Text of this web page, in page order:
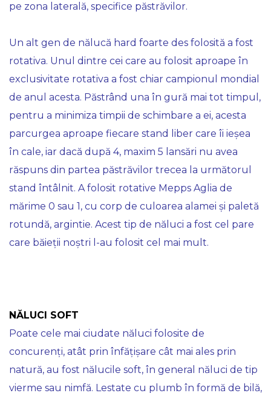
pe zona laterală, specifice păstrăvilor.
Un alt gen de nălucă hard foarte des folosită a fost
rotativa. Unul dintre cei care au folosit aproape în
exclusivitate rotativa a fost chiar campionul mondial
de anul acesta. Păstrând una în gură mai tot timpul,
pentru a minimiza timpii de schimbare a ei, acesta
parcurgea aproape fiecare stand liber care îi ieșea
în cale, iar dacă după 4, maxim 5 lansări nu avea
răspuns din partea păstrăvilor trecea la următorul
stand întâlnit. A folosit rotative Mepps Aglia de
mărime 0 sau 1, cu corp de culoarea alamei și paletă
rotundă, argintie. Acest tip de năluci a fost cel pare
care băieții noștri l-au folosit cel mai mult.
NĂLUCI SOFT
Poate cele mai ciudate năluci folosite de
concurenți, atât prin înfățișare cât mai ales prin
natură, au fost nălucile soft, în general năluci de tip
vierme sau nimfă. Lestate cu plumb în formă de bilă,